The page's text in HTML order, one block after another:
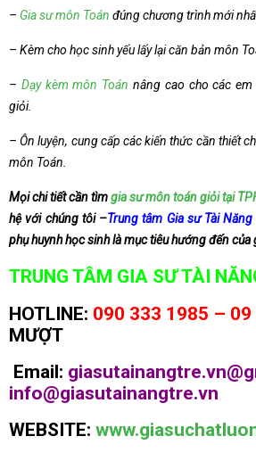
– Gia sư môn Toán đúng chương trình mới
– Kèm cho học sinh yếu lấy lại căn bản môn
– Dạy kèm môn Toán nâng cao cho các
giỏi.
– Ôn luyện, cung cấp các kiến thức cần thiết
môn Toán.
Mọi chi tiết cần tìmgia sư môn toán giỏi tại
hệ với chúng tôi –Trung tâm Gia sư Tài Năng
phụ huynh học sinh là mục tiêu hướng đến của
TRUNG TÂM GIA SƯ TÀI
HOTLINE: 090 333 1985 –
MƯỢT
Email:
info@giasutainangtre.vn
WEBSITE: